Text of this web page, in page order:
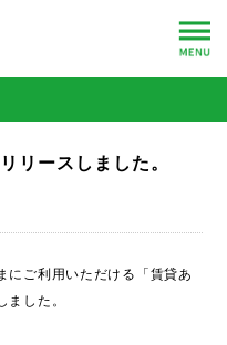
リースしました。
にご利用いただける「賃貸あ
した。